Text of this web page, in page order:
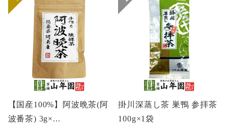
【国産100%】阿波晩茶(阿
波番茶) 3g×...
掛川深蒸し茶 巣鴨 参拝茶
100g×1袋